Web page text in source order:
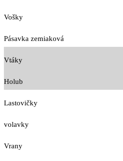
Vošky
Pásavka zemiaková
Vtáky
Holub
Lastovičky
volavky
Vrany